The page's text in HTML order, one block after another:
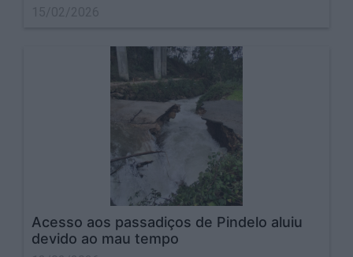
Acesso aos passadiços de Pindelo aluiu
devido ao mau tempo